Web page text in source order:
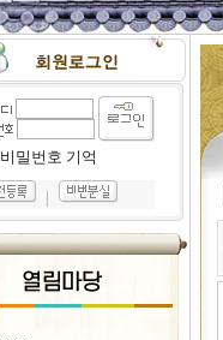
비밀번호 기억